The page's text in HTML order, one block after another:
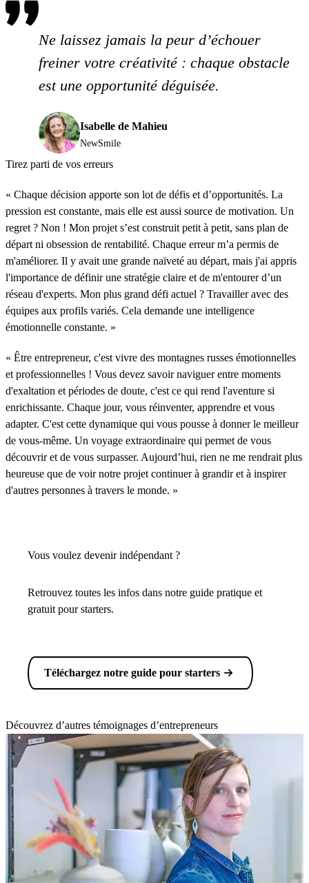
Ne laissez jamais la peur d’échouer
freiner votre créativité : chaque obstacle
est une opportunité déguisée.
Isabelle de Mahieu
NewSmile
Tirez parti de vos erreurs
« Chaque décision apporte son lot de défis et d’opportunités. La
pression est constante, mais elle est aussi source de motivation. Un
regret ? Non ! Mon projet s’est construit petit à petit, sans plan de
départ ni obsession de rentabilité. Chaque erreur m’a permis de
m'améliorer. Il y avait une grande naïveté au départ, mais j'ai appris
l'importance de définir une stratégie claire et de m'entourer d’un
réseau d'experts. Mon plus grand défi actuel ? Travailler avec des
équipes aux profils variés. Cela demande une intelligence
émotionnelle constante. »
« Être entrepreneur, c'est vivre des montagnes russes émotionnelles
et professionnelles ! Vous devez savoir naviguer entre moments
d'exaltation et périodes de doute, c'est ce qui rend l'aventure si
enrichissante. Chaque jour, vous réinventer, apprendre et vous
adapter. C'est cette dynamique qui vous pousse à donner le meilleur
de vous-même. Un voyage extraordinaire qui permet de vous
découvrir et de vous surpasser. Aujourd’hui, rien ne me rendrait plus
heureuse que de voir notre projet continuer à grandir et à inspirer
d'autres personnes à travers le monde. »
Vous voulez devenir indépendant ?
Retrouvez toutes les infos dans notre guide pratique et
gratuit pour starters.
Téléchargez notre guide pour starters
Découvrez d’autres témoignages d’entrepreneurs